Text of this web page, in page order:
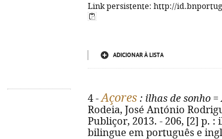
Link persistente: http://
ADICIONAR À LISTA
4 -Açores : ilhas de sonho =
Rodeia, José António
Publiçor, 2013. - 206, [2] p. :
bilingue em português e